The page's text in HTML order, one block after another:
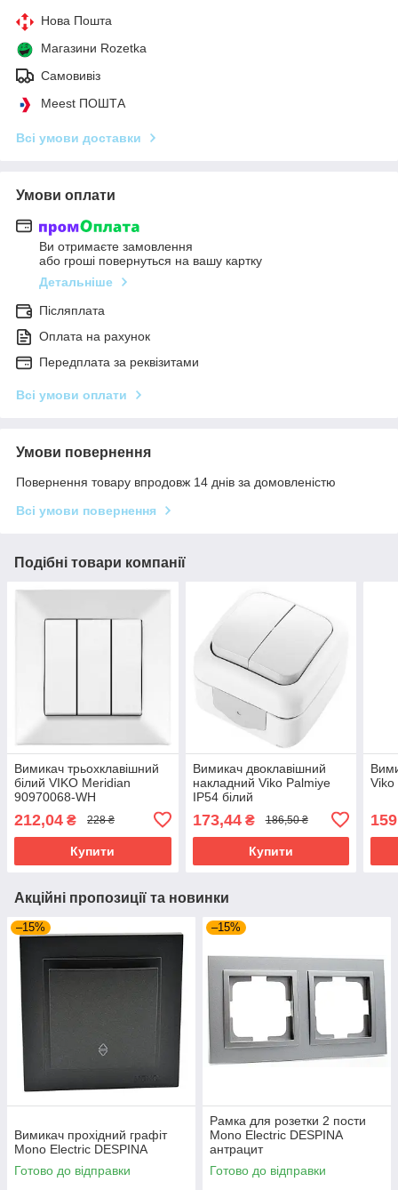
Нова Пошта
Магазини Rozetka
Самовивіз
Meest ПОШТА
Всі умови доставки
Умови оплати
Ви отримаєте замовлення
або гроші повернуться на вашу картку
Детальніше
Післяплата
Оплата на рахунок
Передплата за реквізитами
Всі умови оплати
Умови повернення
Повернення товару впродовж 14 днів за домовленістю
Всі умови повернення
Подібні товари компанії
Вимикач трьохклавішний
білий VIKO Meridian
90970068-WH
212,04 ₴ 228 ₴
Купити
Вимикач двоклавішний
накладний Viko Palmiye
IP54 білий
173,44₴ 186,50 ₴
Купити
Viko
Акційні пропозиції та новинки
–15%
Вимикач прохідний графіт
Mono Electric DESPINA
Готово до відправки
–15%
Рамка для розетки 2 пости
Mono Electric DESPINA
антрацит
Готово до відправки